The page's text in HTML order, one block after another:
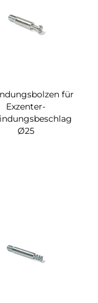
für
Exzenter-
Ø25